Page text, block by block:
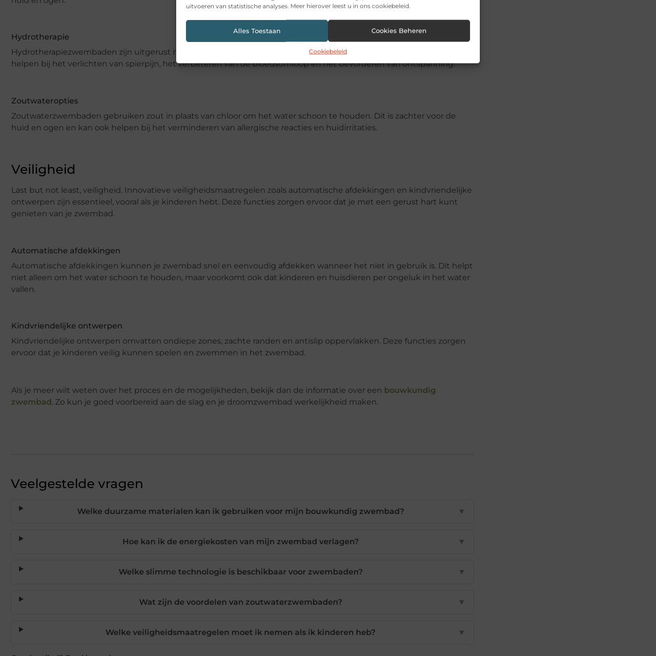
uitvoeren van statistische analyses. Meer hierover leest u in ons cookiebeleid.
Alles Toestaan Cookies Beheren
Cookiebeleid
Hydrotherapie
Hydrotherapiezwembaden zijn uitgerust met jets en andere functies die een therapeutische massage bieden. Dit kan
helpen bij het verlichten van spierpijn, het verbeteren van de bloedsomloop en het bevorderen van ontspanning.
Zoutwateropties
Zoutwaterzwembaden gebruiken zout in plaats van chloor om het water schoon te houden. Dit is zachter voor de
huid en ogen en kan ook helpen bij het verminderen van allergische reacties en huidirritaties.
Veiligheid
Last but not least, veiligheid. Innovatieve veiligheidsmaatregelen zoals automatische afdekkingen en kindvriendelijke
ontwerpen zijn essentieel, vooral als je kinderen hebt. Deze functies zorgen ervoor dat je met een gerust hart kunt
genieten van je zwembad.
Automatische afdekkingen
Automatische afdekkingen kunnen je zwembad snel en eenvoudig afdekken wanneer het niet in gebruik is. Dit helpt
niet alleen om het water schoon te houden, maar voorkomt ook dat kinderen en huisdieren per ongeluk in het water
vallen.
Kindvriendelijke ontwerpen
Kindvriendelijke ontwerpen omvatten ondiepe zones, zachte randen en antislip oppervlakken. Deze functies zorgen
ervoor dat je kinderen veilig kunnen spelen en zwemmen in het zwembad.
Als je meer wilt weten over het proces en de mogelijkheden, bekijk dan de informatie over een bouwkundig
zwembad. Zo kun je goed voorbereid aan de slag en je droomzwembad werkelijkheid maken.
Veelgestelde vragen
Welke duurzame materialen kan ik gebruiken voor mijn bouwkundig zwembad? ▼
Hoe kan ik de energiekosten van mijn zwembad verlagen? ▼
Welke slimme technologie is beschikbaar voor zwembaden? ▼
Wat zijn de voordelen van zoutwaterzwembaden? ▼
Welke veiligheidsmaatregelen moet ik nemen als ik kinderen heb? ▼